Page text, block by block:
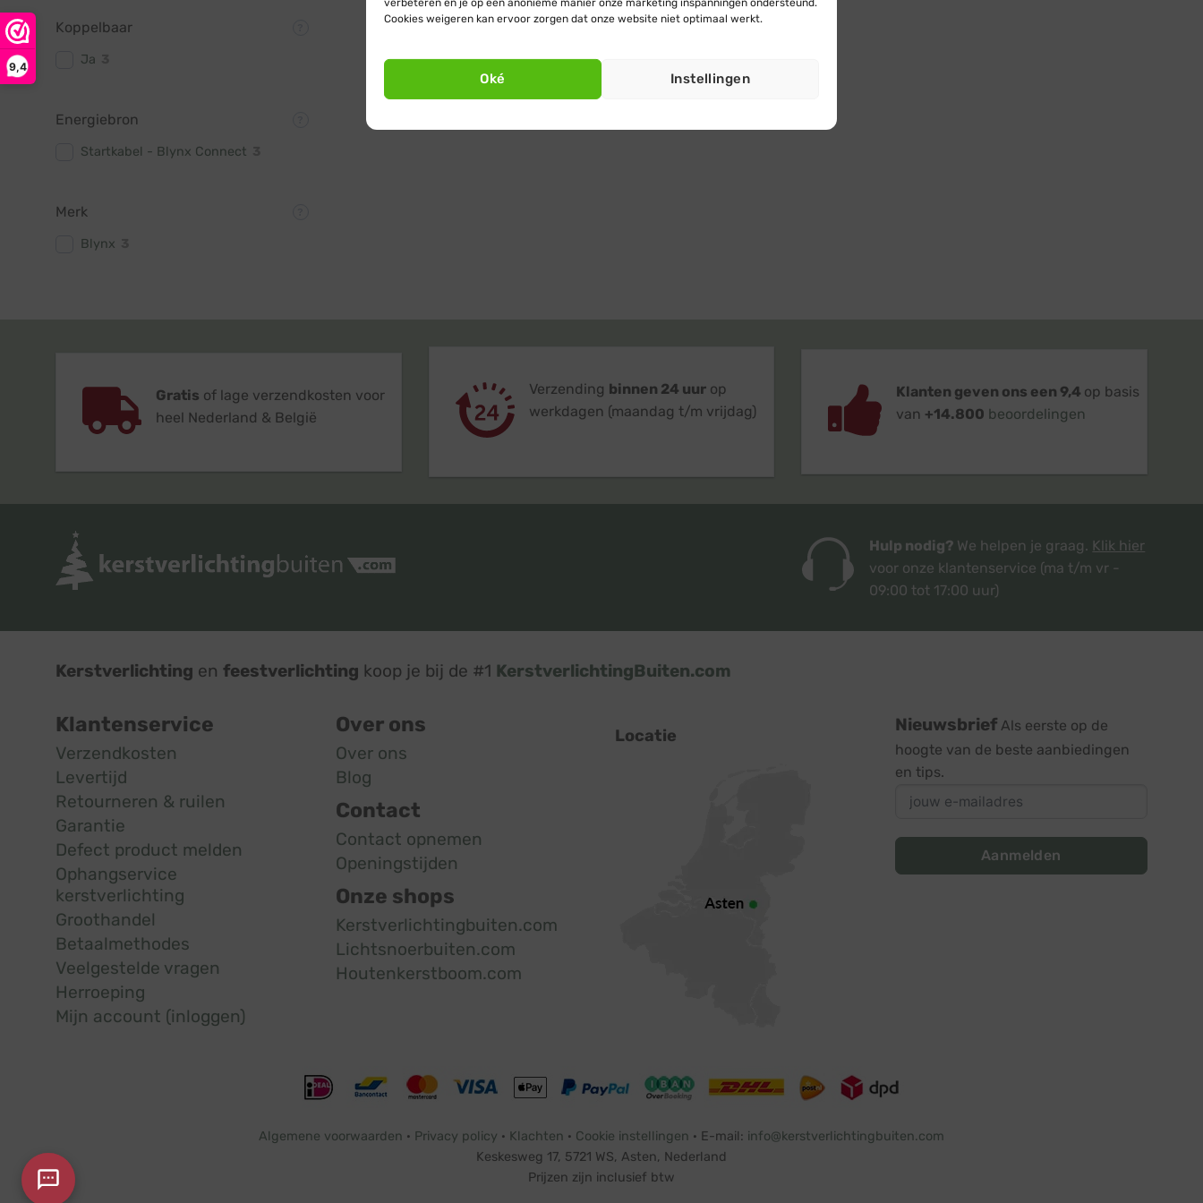
verbeteren en je op een anonieme manier onze marketing inspanningen ondersteund.
Cookies weigeren kan ervoor zorgen dat onze website niet optimaal werkt.
Oké Instellingen
9,4
Koppelbaar
Ja
Energiebron
Startkabel - Blynx Connect
Merk
Blynx
Gratis of lage verzendkosten voor
heel Nederland & België
Verzending binnen 24 uurop
werkdagen (maandag t/m vrijdag)
Klanten geven ons een 9,4 op basis
van +14.800 beoordelingen
Hulp nodig? We helpen je graag. Klik hier
voor onze klantenservice (ma t/m vr -
09:00 tot 17:00 uur)
Kerstverlichting en feestverlichting koop je bij de #1 KerstverlichtingBuiten.com
Klantenservice
Verzendkosten
Levertijd
Retourneren & ruilen
Garantie
Defect product melden
Ophangservice
kerstverlichting
Groothandel
Betaalmethodes
Veelgestelde vragen
Herroeping
Mijn account (inloggen)
Over ons
Over ons
Blog
Contact
Contact opnemen
Openingstijden
Onze shops
Kerstverlichtingbuiten.com
Lichtsnoerbuiten.com
Houtenkerstboom.com
Locatie
Nieuwsbrief Als eerste op de
hoogte van de beste aanbiedingen
en tips.
Aanmelden
Algemene voorwaarden · Privacy policy · Klachten · Cookie instellingen · E-mail: info@kerstverlichtingbuiten.com
Keskesweg 17, 5721 WS, Asten, Nederland
Prijzen zijn inclusief btw